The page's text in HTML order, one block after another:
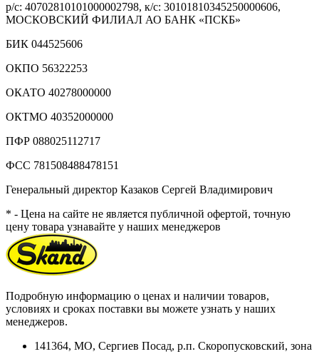
р/с: 40702810101000002798, к/с: 30101810345250000606,
МОСКОВСКИЙ ФИЛИАЛ АО БАНК «ПСКБ»
БИК 044525606
ОКПО 56322253
ОКАТО 40278000000
ОКТМО 40352000000
ПФР 088025112717
ФСС 781508488478151
Генеральный директор Казаков Сергей Владимирович
* - Цена на сайте не является публичной офертой, точную
цену товара узнавайте у наших менеджеров
Подробную информацию о ценах и наличии товаров,
условиях и сроках поставки вы можете узнать у наших
менеджеров.
141364, МО, Сергиев Посад, р.п. Скоропусковский, зона